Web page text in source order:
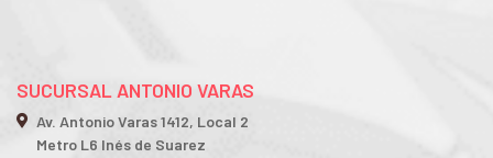
SUCURSAL ANTONIO VARAS
Av. Antonio Varas 1412, Local 2
Metro L6 Inés de Suarez